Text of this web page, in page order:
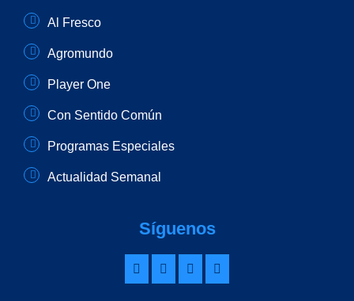
Al Fresco
Agromundo
Player One
Con Sentido Común
Programas Especiales
Actualidad Semanal
Síguenos